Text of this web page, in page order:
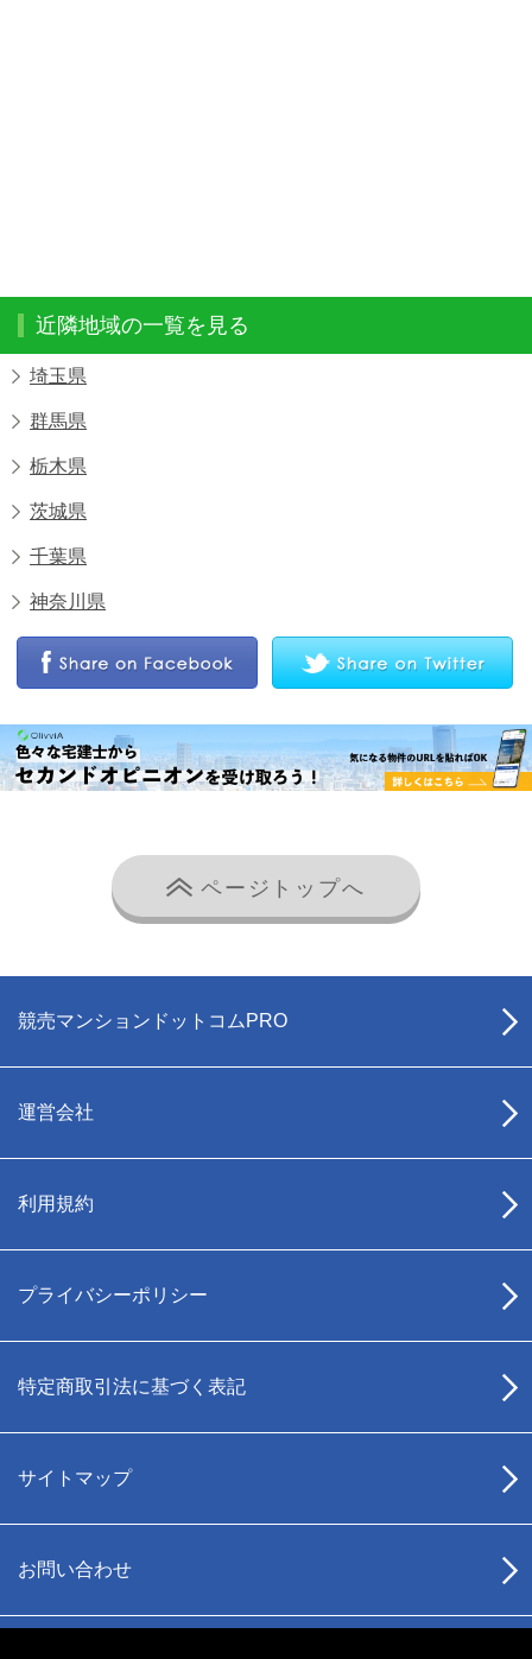
近隣地域の一覧を見る
埼玉県
群馬県
栃木県
茨城県
千葉県
神奈川県
ページトップへ
競売マンションドットコムPRO
運営会社
利用規約
プライバシーポリシー
特定商取引法に基づく表記
サイトマップ
お問い合わせ